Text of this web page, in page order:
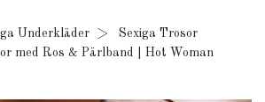
Underkläder
Sexiga Trosor
med Ros & Pärlband | Hot Woman